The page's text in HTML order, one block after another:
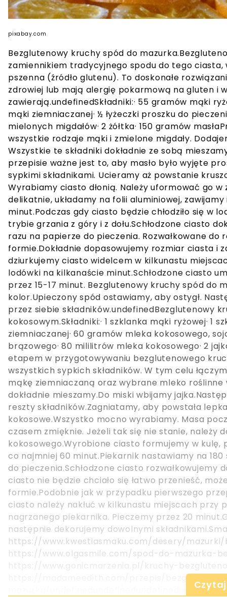
pixabay.com
Bezglutenowy kruchy spód do
zamiennikiem tradycyjnego spodu do tego
pszenna (źródło glutenu). To doskonałe
zdrowiej lub mają alergię pokarmową na gluten i
zawierają.undefinedSkładniki:· 55 gramów mąki
mąki ziemniaczanej· ½ łyżeczki proszku do
mielonych migdałów· 2 żółtka· 150 gramów
wszystkie rodzaje mąki i zmielone migdały.
Wszystkie te składniki dokładnie ze sobą
przepisie ważne jest to, aby masło było wyjęte
sypkimi składnikami. Ucieramy aż powstanie
Wyrabiamy ciasto dłonią. Należy uformować go
delikatnie, układamy na folii aluminiowej,
minut.Podczas gdy ciasto będzie chłodziło się w
trybie grzania z góry i z dołu.Schłodzone ciasto
razu na papierze do pieczenia. Rozwałkowane
formie.Dokładnie dopasowujemy rozmiar ciasta i
dziurkujemy ciasto widelcem w kilkunastu
lodówki na kilkanaście minut.Schłodzone ciasto
przez 15-17 minut. Bezglutenowy kruchy spód do
kolor.Upieczony spód ostawiamy, aby ostygł.
przez siebie składników.undefinedBezglutenowy
kokosowym.Składniki:· 1 szklanka mąki ryżowej· 1
ziemniaczanej· 60 gramów mleka kokosowego,
brązowego· 80 mililitrów mleka kokosowego· 2
etapem w przygotowywaniu bezglutenowego
wszystkich sypkich składników. W tym celu
mąkę ziemniaczaną oraz wybrane mleko
dokładnie mieszamy.Do miski wbijamy
reszty składników.Zagniatamy, aby powstała
kokosowe.Wszystko mocno wyrabiamy. Masa
czasem zmięknie. Jeżeli tak się nie stanie, należy
kokosowego.Wyrobione ciasto formujemy w kulę,
co najmniej 60 minut.Piekarnik nastawiamy na
do pieczenia.Schłodzone ciasto
ciasto nie będzie chciało się łatwo przenieść,
formie.Podobnie jak w przypadku pierwszego
ciasto należy nakłuć w kilkunastu miejscach przy
nagrzanego piekarnika. Pieczemy przez 20
następnie dekorujemy dowolnymi
https://www.kwestiasmaku.com/desery/
https://www.olgasmile.com/spod-do-mazurka-
https://www.gonicmarzenia.pl/kruchy-
https://madameedith.com/przepis/
mazurka/